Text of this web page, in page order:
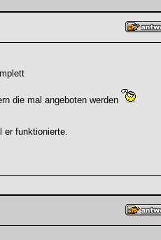
die mal angeboten werden
er funktionierte.